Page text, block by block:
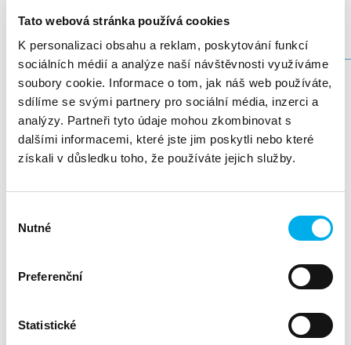
Tato webová stránka používá cookies
K personalizaci obsahu a reklam, poskytování funkcí
sociálních médií a analýze naší návštěvnosti využíváme
soubory cookie. Informace o tom, jak náš web používáte,
sdílíme se svými partnery pro sociální média, inzerci a
analýzy. Partneři tyto údaje mohou zkombinovat s
dalšími informacemi, které jste jim poskytli nebo které
získali v důsledku toho, že používáte jejich služby.
souhlasu
Nutné
Preferenční
Statistické
Vážení obchodní partneři,
srdečně vás zveme na naši poslední produktovou snídani
před letními prázdninami, která se uskuteční30. června.
Uvařte si ranní kávu a připojte se k nám na online setkání,
kde vám představíme novou generaci serverůHPE ProLiant
světa serverových řešení.
Na co se zaměříme?
Jaké jsou možnosti konfigurace a rozšíření
Praktická doporučení pro nasazení u zákazníků